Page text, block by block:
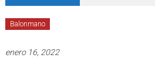
Balonmano
enero 16, 2022